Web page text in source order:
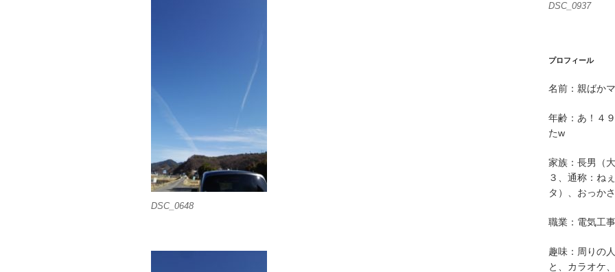
DSC_0648
DSC_0937
プロフィール
名前：親ばか
年齢：あ！４
たw
家族：長男（
３、通称：ね
タ）、おっか
職業：電気工
趣味：周りの
と、カラオケ